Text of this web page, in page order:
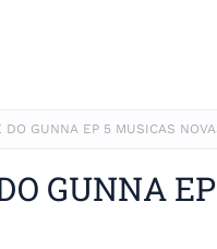
DO GUNNA EP 5 MUSICAS
GUNNA